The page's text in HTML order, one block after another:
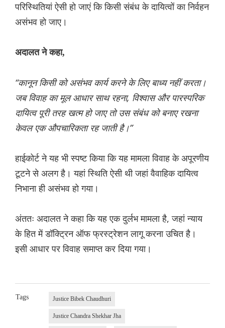
परिस्थितियां ऐसी हो जाएं कि किसी संबंध के दायित्वों का निर्वहन
असंभव हो जाए।
अदालत ने कहा,
“कानून किसी को असंभव कार्य करने के लिए बाध्य नहीं करता।
जब विवाह का मूल आधार साथ रहना, विश्वास और पारस्परिक
दायित्व पूरी तरह खत्म हो जाए तो उस संबंध को बनाए रखना
केवल एक औपचारिकता रह जाती है।”
हाईकोर्ट ने यह भी स्पष्ट किया कि यह मामला विवाह के अपूरणीय
टूटने से अलग है। यहां स्थिति ऐसी थी जहां वैवाहिक दायित्व
निभाना ही असंभव हो गया।
अंततः अदालत ने कहा कि यह एक दुर्लभ मामला है, जहां न्याय
के हित में डॉक्ट्रिन ऑफ फ्रस्ट्रेशन लागू करना उचित है।
इसी आधार पर विवाह समाप्त कर दिया गया।
Tags Justice Bibek Chaudhuri
Justice Chandra Shekhar Jha